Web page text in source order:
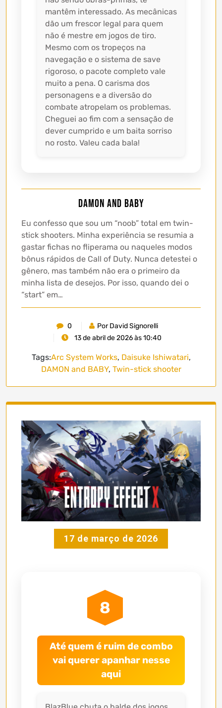
mantêm interessado. As mecânicas
dão um frescor legal para quem
não é mestre em jogos de tiro.
Mesmo com os tropeços na
navegação e o sistema de save
rigoroso, o pacote completo vale
muito a pena. O carisma dos
personagens e a diversão do
combate atropelam os problemas.
Cheguei ao fim com a sensação de
dever cumprido e um baita sorriso
no rosto. Valeu cada bala!
DAMON and BABY
Eu confesso que sou um “noob” total em twin-
stick shooters. Minha experiência se resumia a
gastar fichas no fliperama ou naqueles modos
bônus rápidos de Call of Duty. Nunca detestei o
gênero, mas também não era o primeiro da
minha lista de desejos. Por isso, quando dei o
“start” em…
0
Por David Signorelli
13 de abril de 2026 às 10:40
Tags:Arc System Works, Daisuke Ishiwatari,
DAMON and BABY, Twin-stick shooter
17 de março de 2026
8
Até quem é ruim de combo
vai querer apanhar nesse
aqui